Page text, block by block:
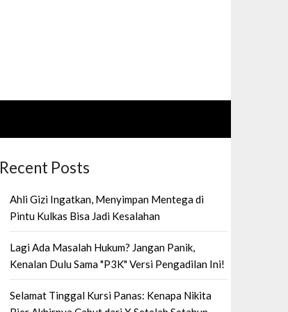
Recent Posts
Ahli Gizi Ingatkan, Menyimpan Mentega di
Pintu Kulkas Bisa Jadi Kesalahan
Lagi Ada Masalah Hukum? Jangan Panik,
Kenalan Dulu Sama "P3K" Versi Pengadilan Ini!
Selamat Tinggal Kursi Panas: Kenapa Nikita